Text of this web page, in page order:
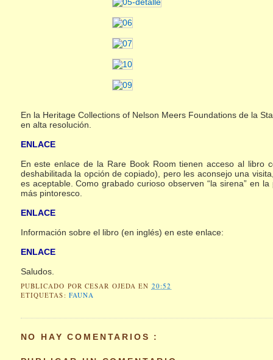
En la Heritage Collections of Nelson Meers Foundations de la
en alta resolución.
ENLACE
En este enlace de la Rare Book Room tienen acceso al libro
deshabilitada la opción de copiado), pero les aconsejo una
es aceptable. Como grabado curioso observen “la sirena” en
más pintoresco.
ENLACE
Información sobre el libro (en inglés) en este enlace:
ENLACE
Saludos.
PUBLICADO PORCESAR OJEDAEN 20:52
ETIQUETAS: FAUNA
NO HAY COMENTARIOS :